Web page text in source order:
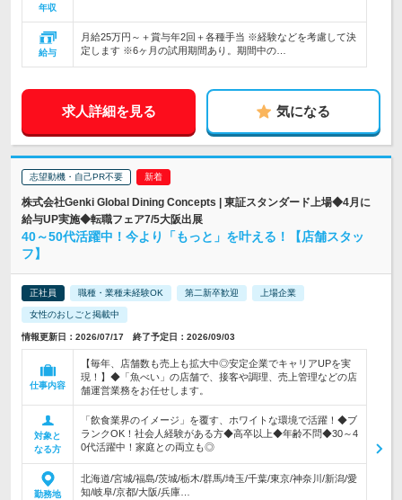
年収
給与
月給25万円～＋賞与年2回＋各種手当 ※経験などを考慮して決
定します ※6ヶ月の試用期間あり。期間中の…
求人詳細を見る 気になる
志望動機・自己PR不要
株式会社Genki Global Dining Concepts | 東証スタンダード上場◆4月に
給与UP実施◆転職フェア7/5大阪出展
40～50代活躍中！今より「もっと」を叶える！【店舗スタッ
フ】
正社員 職種・業種未経験OK 第二新卒歓迎 上場企業
女性のおしごと掲載中
情報更新日：2026/07/17 終了予定日：2026/09/03
仕事内容
【毎年、店舗数も売上も拡大中◎安定企業でキャリアUPを実
現！】◆「魚べい」の店舗で、接客や調理、売上管理などの店
舗運営業務をお任せします。
対象と
なる方
「飲食業界のイメージ」を覆す、ホワイトな環境で活躍！◆ブ
ランクOK！社会人経験がある方◆高卒以上◆年齢不問◆30～4
0代活躍中！家庭との両立も◎
勤務地
北海道/宮城/福島/茨城/栃木/群馬/埼玉/千葉/東京/神奈川/新潟/愛
知/岐阜/京都/大阪/兵庫…